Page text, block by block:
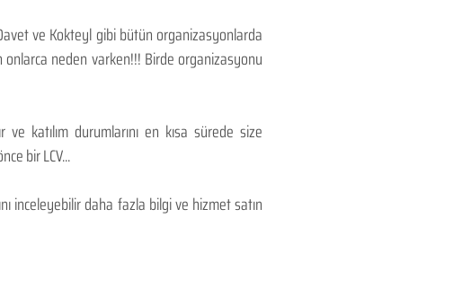
ve Kokteyl gibi bütün organizasyonlarda
neden varken!!! Birde organizasyonu
katılım durumlarını en kısa sürede size
bir LCV...
inceleyebilir daha fazla bilgi ve hizmet satın